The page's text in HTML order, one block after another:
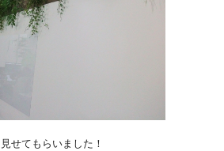
せてもらいました！